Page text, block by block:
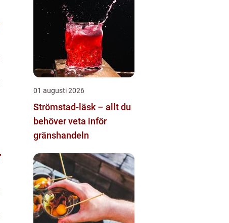
01 augusti 2026
Strömstad-läsk – allt du
behöver veta inför
gränshandeln